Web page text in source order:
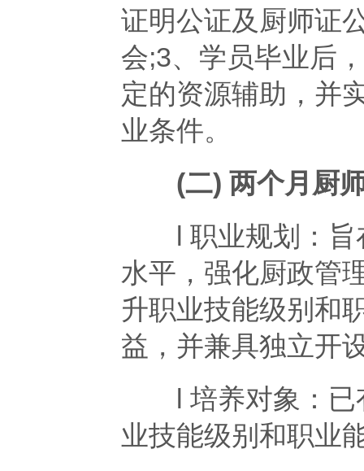
证明公证及厨师证
会;3、学员毕业后
定的资源辅助，并
业条件。
(二) 两个月厨师
l 职业规划：旨
水平，强化厨政管
升职业技能级别和
益，并兼具独立开
l 培养对象：已
业技能级别和职业